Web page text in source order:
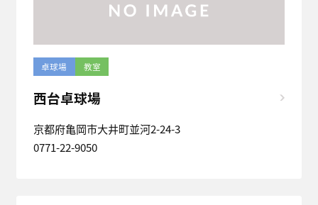
卓球場 教室
西台卓球場
京都府亀岡市大井町並河2-24-3
0771-22-9050